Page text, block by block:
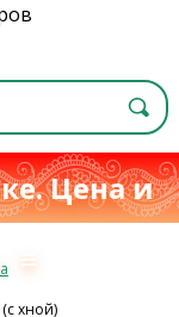
Цена и
≡
хной)